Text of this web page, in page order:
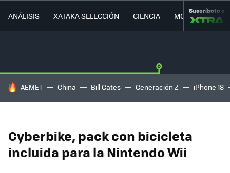
ANÁLISIS XATAKA SELECCIÓN CIENCIA MOVILIDAD
Suscríbete a
HOY SE HABLA DE
AEMET China Bill Gates Generación Z iPhone 18
Cyberbike, pack con bicicleta
incluida para la Nintendo Wii